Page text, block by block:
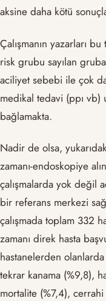
aksine daha kötü
Çalışmanın yazarları
risk grubu sayılan
aciliyet sebebi ile çok
medikal tedavi (ppı vb)
bağlamakta.
Nadir de olsa,
zamanı-endoskopiye
çalışmalarda yok değil
bir referans merkezi
çalışmada toplam 332
zamanı direk hasta
hastanelerden
tekrar kanama (%9,8),
mortalite (%7,4),